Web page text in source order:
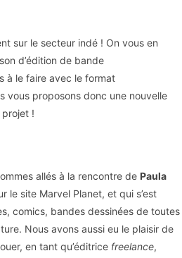
sur le secteur indé ! On vous en
d’édition de bande
à le faire avec le format
vous proposons donc une nouvelle
!
allés à la rencontre de Paula
le site Marvel Planet, et qui s’est
comics, bandes dessinées de toutes
Nous avons aussi eu le plaisir de
en tant qu’éditrice freelance,